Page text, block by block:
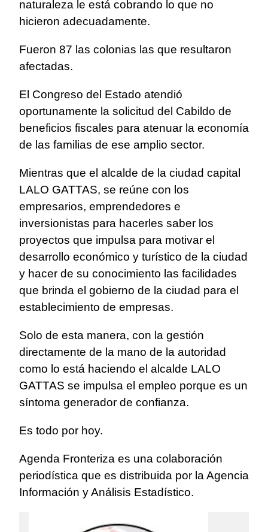
naturaleza le está cobrando lo que no
hicieron adecuadamente.
Fueron 87 las colonias las que resultaron
afectadas.
El Congreso del Estado atendió
oportunamente la solicitud del Cabildo de
beneficios fiscales para atenuar la economía
de las familias de ese amplio sector.
Mientras que el alcalde de la ciudad capital
LALO GATTAS, se reúne con los
empresarios, emprendedores e
inversionistas para hacerles saber los
proyectos que impulsa para motivar el
desarrollo económico y turístico de la ciudad
y hacer de su conocimiento las facilidades
que brinda el gobierno de la ciudad para el
establecimiento de empresas.
Solo de esta manera, con la gestión
directamente de la mano de la autoridad
como lo está haciendo el alcalde LALO
GATTAS se impulsa el empleo porque es un
síntoma generador de confianza.
Es todo por hoy.
Agenda Fronteriza es una colaboración
periodística que es distribuida por la Agencia
Información y Análisis Estadístico.